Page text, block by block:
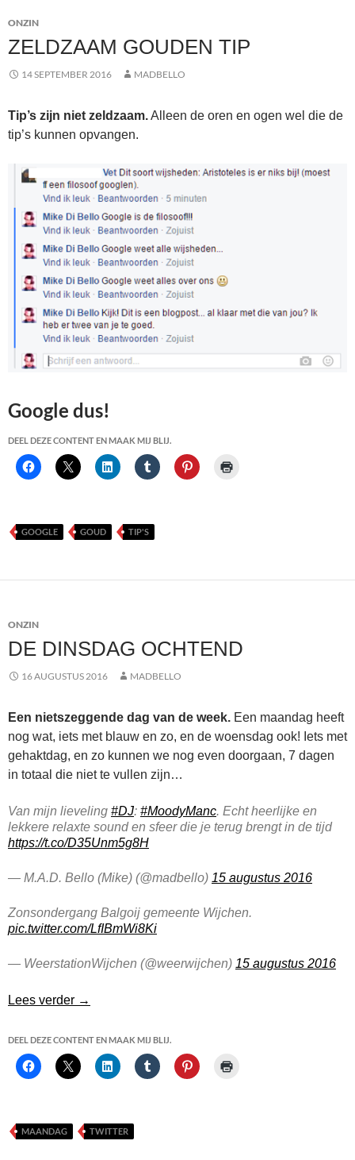
ONZIN
ZELDZAAM GOUDEN TIP
14 SEPTEMBER 2016 MADBELLO
Tip’s zijn niet zeldzaam.Alleen de oren en ogen wel die de
tip’s kunnen opvangen.
Google dus!
DEEL DEZE CONTENT EN MAAK MIJ BLIJ.
GOOGLE GOUD TIP'S
ONZIN
DE DINSDAG OCHTEND
16 AUGUSTUS 2016 MADBELLO
Een nietszeggende dag van de week. Een maandag heeft
nog wat, iets met blauw en zo, en de woensdag ook! Iets met
gehaktdag, en zo kunnen we nog even doorgaan, 7 dagen
in totaal die niet te vullen zijn…
Van mijn lieveling #DJ: #MoodyManc. Echt heerlijke en
lekkere relaxte sound en sfeer die je terug brengt in de tijd
https://t.co/D35Unm5g8H
— M.A.D. Bello (Mike) (@madbello) 15 augustus 2016
Zonsondergang Balgoij gemeente Wijchen.
pic.twitter.com/LfIBmWi8Ki
— WeerstationWijchen (@weerwijchen) 15 augustus 2016
Lees verder De Dinsdag Ochtend
→
DEEL DEZE CONTENT EN MAAK MIJ BLIJ.
MAANDAG TWITTER